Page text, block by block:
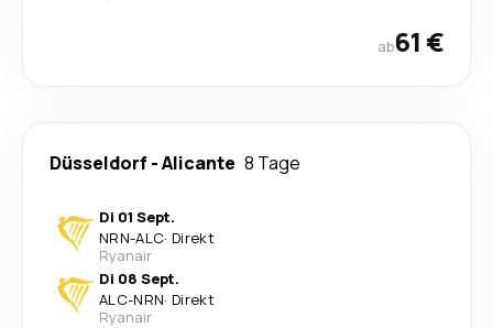
ab61 €
Düsseldorf -Alicante 8 Tage
Di 01 Sept.
NRN-ALC· Direkt
Ryanair
Di 08 Sept.
ALC-NRN· Direkt
Ryanair